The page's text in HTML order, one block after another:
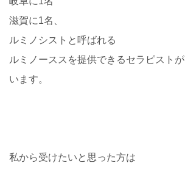
滋賀に1名、
ルミノシストと呼ばれる
ルミノーススを提供できるセラピストが
います。
私から受けたいと思った方は